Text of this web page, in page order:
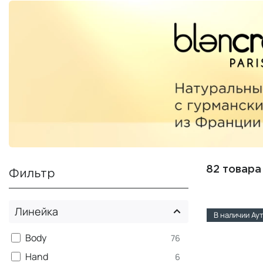
Фильтр
Линейка
Body 76
Hand 6
82 товара
В наличии